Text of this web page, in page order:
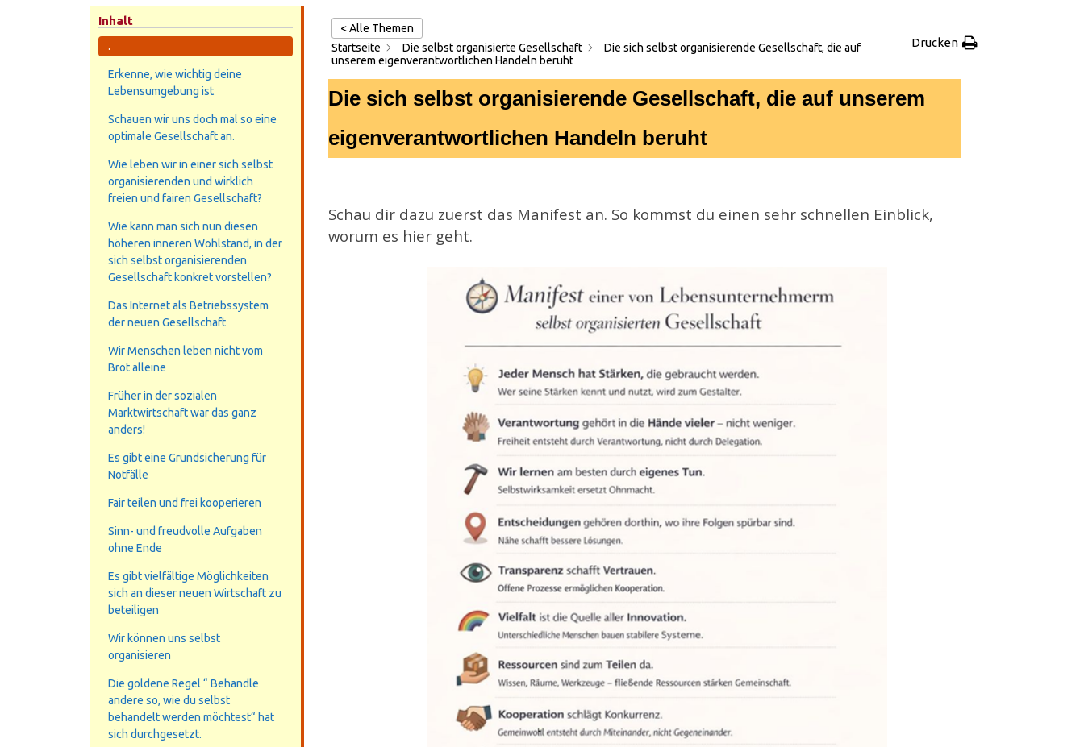
Inhalt
.
Erkenne, wie wichtig deine
Lebensumgebung ist
Schauen wir uns doch mal so eine
optimale Gesellschaft an.
Wie leben wir in einer sich selbst
organisierenden und wirklich
freien und fairen Gesellschaft?
Wie kann man sich nun diesen
höheren inneren Wohlstand, in der
sich selbst organisierenden
Gesellschaft konkret vorstellen?
Das Internet als Betriebssystem
der neuen Gesellschaft
Wir Menschen leben nicht vom
Brot alleine
Früher in der sozialen
Marktwirtschaft war das ganz
anders!
Es gibt eine Grundsicherung für
Notfälle
Fair teilen und frei kooperieren
Sinn- und freudvolle Aufgaben
ohne Ende
Es gibt vielfältige Möglichkeiten
sich an dieser neuen Wirtschaft zu
beteiligen
Wir können uns selbst
organisieren
Die goldene Regel “ Behandle
andere so, wie du selbst
behandelt werden möchtest“ hat
sich durchgesetzt.
< Alle Themen
Startseite
Die selbst organisierte Gesellschaft
Die sich selbst organisierende Gesellschaft, die auf
unserem eigenverantwortlichen Handeln beruht
Drucken
Die sich selbst organisierende Gesellschaft, die auf unserem
eigenverantwortlichen Handeln beruht
Schau dir dazu zuerst das Manifest an. So kommst du einen sehr schnellen Einblick,
worum es hier geht.